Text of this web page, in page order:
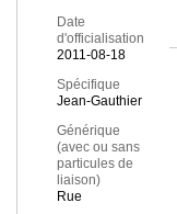
Date
d'officialisation
2011-08-18
Spécifique
Jean-Gauthier
Générique
(avec ou sans
particules de
liaison)
Rue